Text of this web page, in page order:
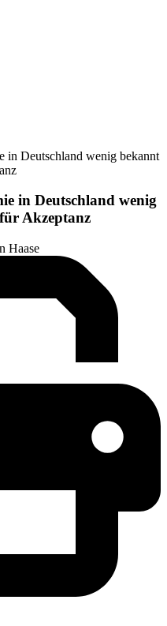
in Deutschland wenig bekannt
in Deutschland wenig
Akzeptanz
Haase